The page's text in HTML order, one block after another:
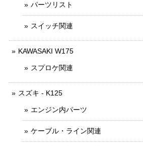
パーツリスト
スイッチ関連
KAWASAKI W175
スプロケ関連
スズキ - K125
エンジン内パーツ
ケーブル・ライン関連